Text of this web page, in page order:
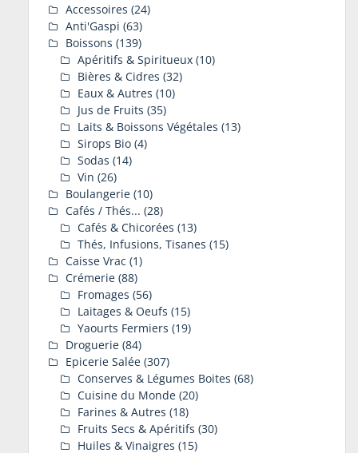
Accessoires (24)
Anti'Gaspi (63)
Boissons (139)
Apéritifs & Spiritueux (10)
Bières & Cidres (32)
Eaux & Autres (10)
Jus de Fruits (35)
Laits & Boissons Végétales (13)
Sirops Bio (4)
Sodas (14)
Vin (26)
Boulangerie (10)
Cafés / Thés... (28)
Cafés & Chicorées (13)
Thés, Infusions, Tisanes (15)
Caisse Vrac (1)
Crémerie (88)
Fromages (56)
Laitages & Oeufs (15)
Yaourts Fermiers (19)
Droguerie (84)
Epicerie Salée (307)
Conserves & Légumes Boites (68)
Cuisine du Monde (20)
Farines & Autres (18)
Fruits Secs & Apéritifs (30)
Huiles & Vinaigres (15)